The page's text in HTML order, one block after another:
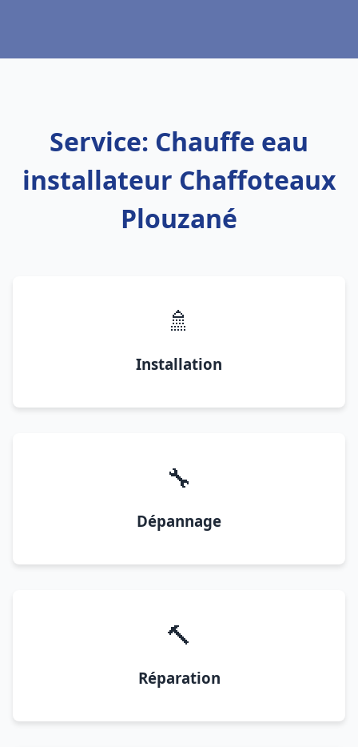
Service: Chauffe eau
installateur Chaffoteaux
Plouzané
🚿
Installation
🔧
Dépannage
🔨
Réparation